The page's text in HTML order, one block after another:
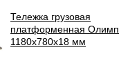
Тележка грузовая
платформенная Олимп
1180х780х18 мм